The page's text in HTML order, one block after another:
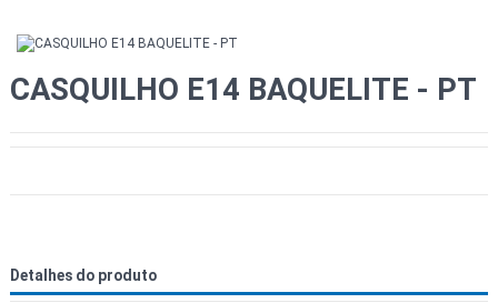
CASQUILHO E14 BAQUELITE - PT
Detalhes do produto